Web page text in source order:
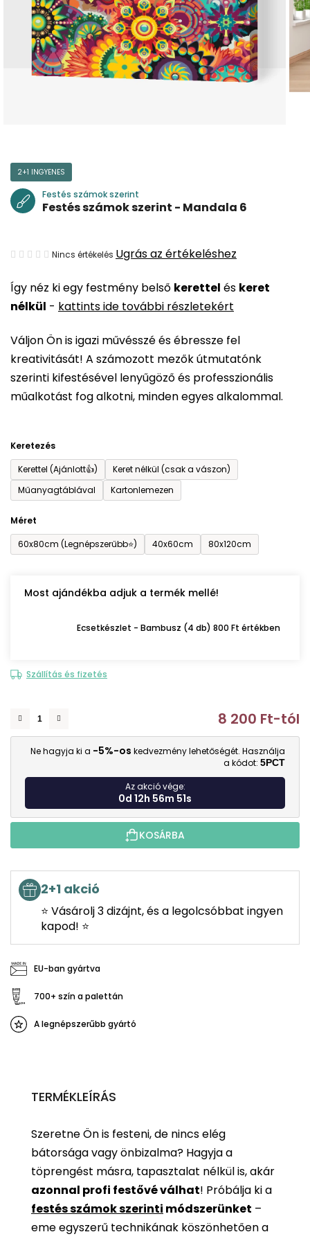
Így néz ki egy festmény belső kerettel és keret
nélkül - kattints ide további részletekért
Váljon Ön is igazi művésszé és ébressze fel
kreativitását! A számozott mezők útmutatónk
szerinti kifestésével lenyűgöző és professzionális
műalkotást fog alkotni, minden egyes alkalommal.
Keretezés
Kerettel (Ajánlott👍)
Keret nélkül (csak a vászon)
Műanyagtáblával
Kartonlemezen
Méret
60x80cm (Legnépszerűbb⭐)
40x60cm 80x120cm
Most ajándékba adjuk a termék mellé!
Ecsetkészlet - Bambusz (4 db) 800 Ft értékben
Szállítás és fizetés
8 200 Ft-tól
Ne hagyja ki a -5%-os kedvezmény lehetőségét. Használja
a kódot: 5PCT
Az akció vége:
0d 12h 56m 50s
KOSÁRBA
2+1 akció
⭐ Vásárolj 3 dizájnt, és a legolcsóbbat ingyen
kapod! ⭐
EU-ban gyártva
700+ szín a palettán
A legnépszerűbb gyártó
2+1 INGYENES
Festés számok szerint
Festés számok szerint - Mandala 6
A
átlagos
értékelése
ből
0,0
csillag.
Nincs értékelés Ugrás az értékeléshez
TERMÉKLEÍRÁS
Szeretne Ön is festeni, de nincs elég
bátorsága vagy önbizalma? Hagyja a
töprengést másra, tapasztalat nélkül is, akár
azonnal profi festővé válhat! Próbálja ki a
festés számok szerinti módszerünket –
eme egyszerű technikának köszönhetően a